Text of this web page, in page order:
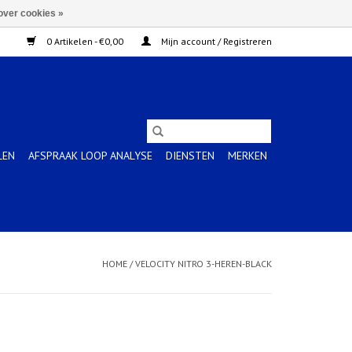
0 Artikelen - €0,00 Mijn account / Registreren
AFSPRAAK LOOP ANALYSE DIENSTEN MERKEN
HOME /VELOCITY NITRO 3-HEREN-BLACK
cookies »